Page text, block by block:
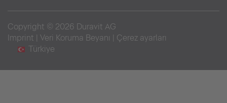
Copyright © 2026 Duravit AG
Imprint
Veri Koruma Beyanı
Çerez ayarları
Türkiye